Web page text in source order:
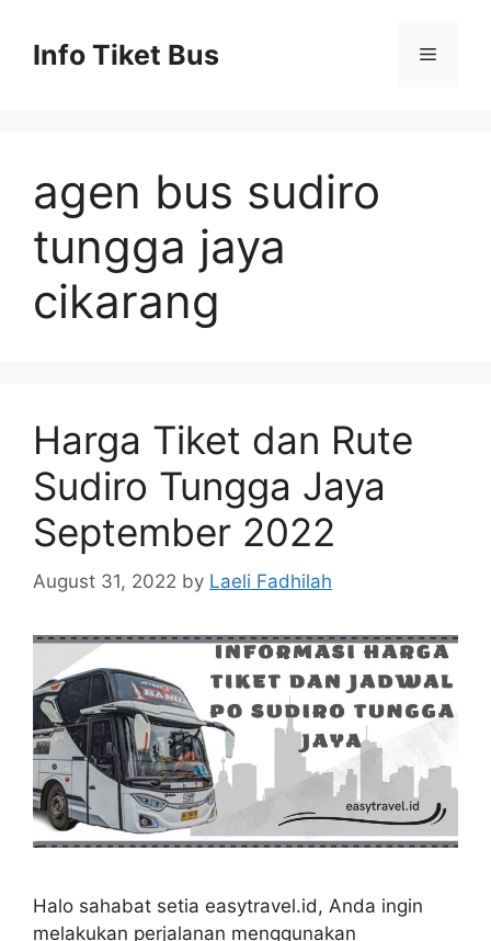
contentInfo Tiket Bus Menu
agen bus sudiro
tungga jaya
cikarang
Harga Tiket dan Rute
Sudiro Tungga Jaya
September 2022
August 31, 2022 by Laeli Fadhilah
Halo sahabat setia easytravel.id, Anda ingin
melakukan perjalanan menggunakan